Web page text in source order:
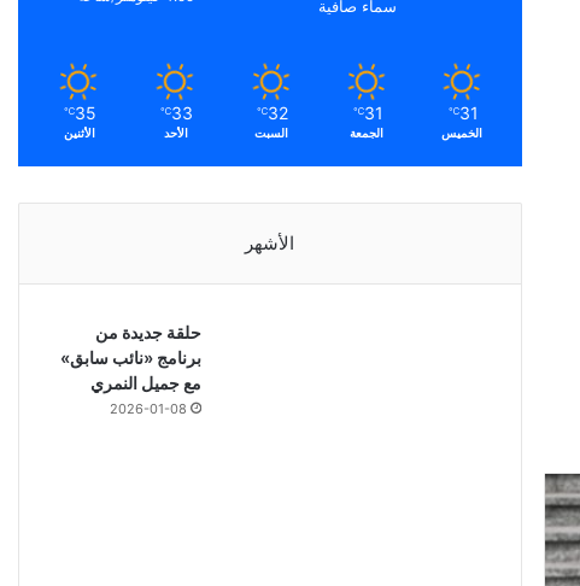
سماء صافية
31
℃
الخميس
31
℃
الجمعة
32
℃
السبت
33
℃
الأحد
35
℃
الأثنين
الأشهر
حلقة جديدة من
برنامج «نائب سابق»
مع جميل النمري
2026-01-08